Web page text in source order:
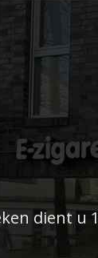
dient u